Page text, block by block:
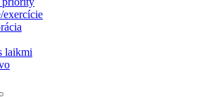
exercície
laikmi